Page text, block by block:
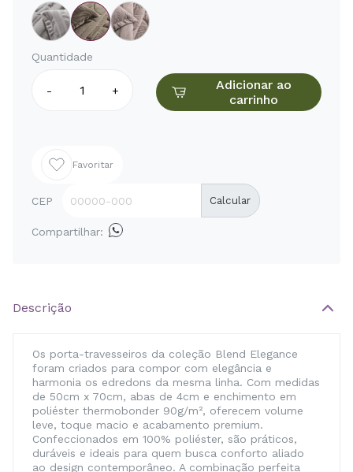
Quantidade
- +
Adicionar ao
carrinho
Favoritar
CEP Calcular
Compartilhar:
Descrição
Os porta-travesseiros da coleção Blend Elegance
foram criados para compor com elegância e
harmonia os edredons da mesma linha. Com medidas
de 50cm x 70cm, abas de 4cm e enchimento em
poliéster thermobonder 90g/m², oferecem volume
leve, toque macio e acabamento premium.
Confeccionados em 100% poliéster, são práticos,
duráveis e ideais para quem busca conforto aliado
ao design contemporâneo. A combinação perfeita